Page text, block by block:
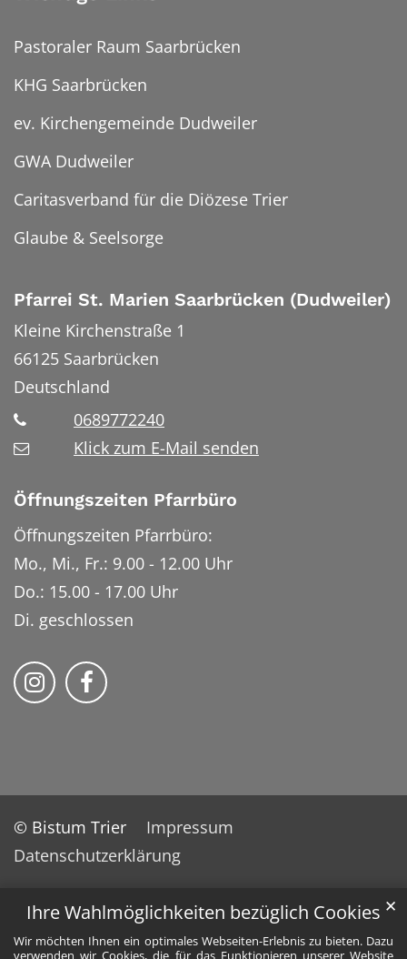
Ihre Wahlmöglichkeiten bezüglich Cookies
Wir möchten Ihnen ein optimales Webseiten-Erlebnis zu bieten. Dazu
verwenden wir Cookies, die für das Funktionieren unserer Website
✕
Pastoraler Raum Saarbrücken
KHG Saarbrücken
ev. Kirchengemeinde Dudweiler
GWA Dudweiler
Caritasverband für die Diözese Trier
Glaube & Seelsorge
Pfarrei St. Marien Saarbrücken (Dudweiler)
Kleine Kirchenstraße 1
66125 Saarbrücken
Deutschland
0689772240
Klick zum E-Mail senden
Öffnungszeiten Pfarrbüro
Öffnungszeiten Pfarrbüro:
Mo., Mi., Fr.: 9.00 - 12.00 Uhr
Do.: 15.00 - 17.00 Uhr
Di. geschlossen
Bistum Trier auf Instragram
Bistum Trier auf Facebook
© Bistum Trier
Impressum
Datenschutzerklärung